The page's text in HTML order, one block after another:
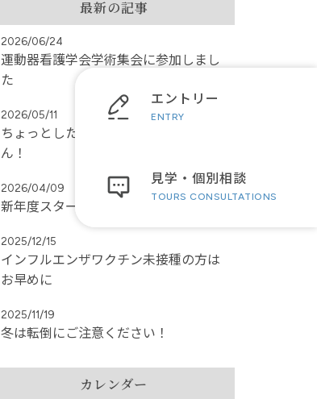
最新の記事
2026/06/24
運動器看護学会学術集会に参加しまし
た
2026/05/11
ちょっとした体調変化も見逃しませ
ん！
2026/04/09
新年度スタート！！
2025/12/15
インフルエンザワクチン未接種の方は
お早めに
2025/11/19
冬は転倒にご注意ください！
カレンダー
エントリー
ENTRY
見学・個別相談
TOURS CONSULTATIONS